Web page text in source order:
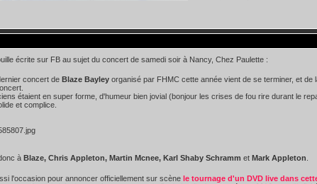
écrite sur FB au sujet du concert de samedi soir à Nancy, Chez Paulette :
concert de Blaze Bayley organisé par FHMC cette année vient de se terminer, et de
étaient en super forme, d'humeur bien jovial (bonjour les crises de fou rire durant le
et complice.
à Blaze, Chris Appleton, Martin Mcnee, Karl Shaby Schramm et Mark Appleton
l'occasion pour annoncer officiellement sur scène le tournage d'un DVD live dans